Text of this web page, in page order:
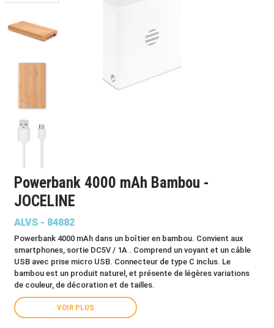
Powerbank 4000 mAh Bambou -
JOCELINE
ALVS - 84882
Powerbank 4000 mAh dans un boîtier en bambou. Convient aux
smartphones, sortie DC5V / 1A . Comprend un voyant et un câble
USB avec prise micro USB. Connecteur de type C inclus. Le
bambou est un produit naturel, et présente de légères variations
de couleur, de décoration et de tailles.
VOIR PLUS